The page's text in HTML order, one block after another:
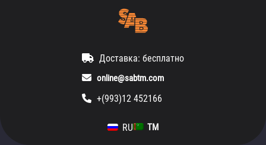
Доставка: бесплатно
online@sabtm.com
+(993)12 452166
RU TM